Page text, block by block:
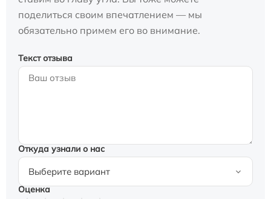
поделиться своим впечатлением — мы
обязательно примем его во внимание.
Текст отзыва
Откуда узнали о нас
Оценка